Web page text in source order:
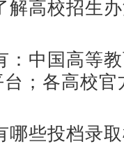
解高校招生
中国高等教
台；各高校
些投档录取